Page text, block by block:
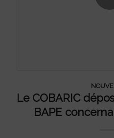
Le COBARIC
BAPE